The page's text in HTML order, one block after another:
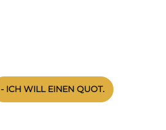
- ICH WILL EINEN QUOT.